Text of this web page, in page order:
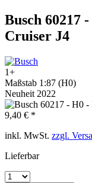
Busch 60217
Cruiser J4
1+
Maßstab 1:87 (H0)
Neuheit 2022
9,40 € *
inkl. MwSt. zzgl.
Lieferbar